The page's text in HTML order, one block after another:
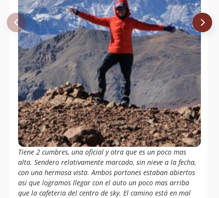
15/08/08 Jorge Barrera
09/08/08 Álvaro Vivanco
28/06/08 Álvaro Vivanco
12/11/06
Luis Sandoval, Daniel Aguilera, Felipe
Aránguiz
21/05/06
Morgane Y Denis Bauer
15/08/05 Joaquin Baranao Diaz
Tiene 2 cumbres, una oficial y otra que es un poco mas
alta. Sendero relativamente marcado, sin nieve a la fecha,
con una hermosa vista. Ambos portones estaban abiertos
asi que logramos llegar con el auto un poco mas arriba
que la cafeteria del centro de sky. El camino está en mal